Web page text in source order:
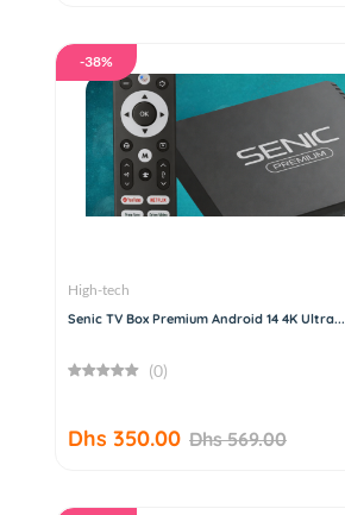
-38%
High-tech
Senic TV Box Premium Android 14 4K Ultra...
(0)
Dhs 350.00 Dhs 569.00